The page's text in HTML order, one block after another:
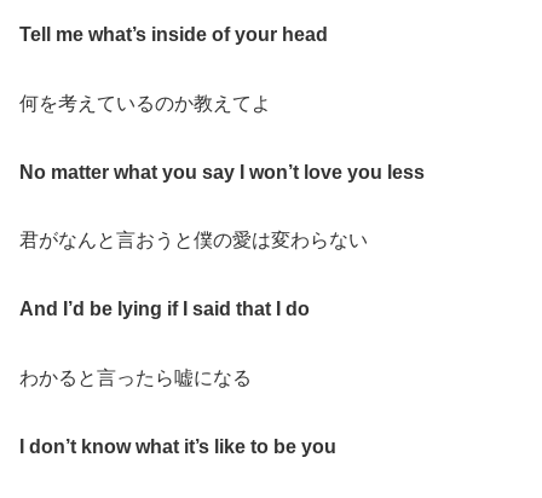
Tell me what’s inside of your head
何を考えているのか教えてよ
No matter what you say I won’t love you less
君がなんと言おうと僕の愛は変わらない
And I’d be lying if I said that I do
わかると言ったら嘘になる
I don’t know what it’s like to be you